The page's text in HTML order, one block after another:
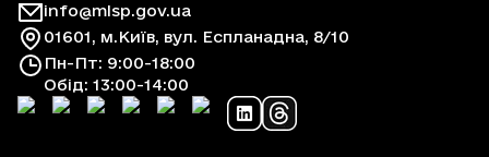
info@mlsp.gov.ua
01601, м.Київ, вул. Еспланадна, 8/10
Пн-Пт: 9:00-18:00
Обід: 13:00-14:00